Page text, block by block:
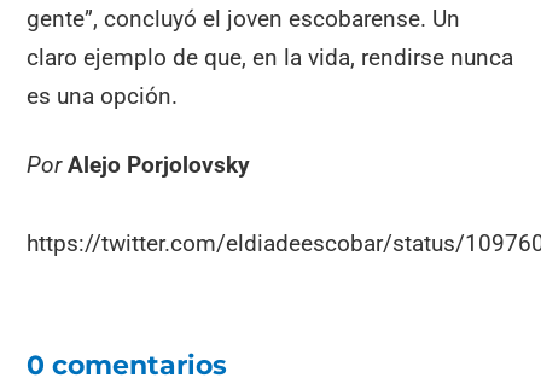
gente”, concluyó el joven escobarense. Un
claro ejemplo de que, en la vida, rendirse nunca
es una opción.
Por Alejo Porjolovsky
https://twitter.com/eldiadeescobar/status/
0 comentarios